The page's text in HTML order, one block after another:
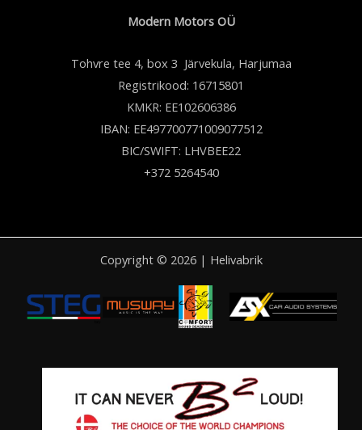
Modern Motors OÜ
Tohvre tee 4, box 3 Järvekula, Harjumaa
Registrikood: 16715801
KMKR: EE102606386
IBAN: EE497700771009077512
BIC/SWIFT: LHVBEE22
+372 5264540
Copyright © 2026 | Helivabrik